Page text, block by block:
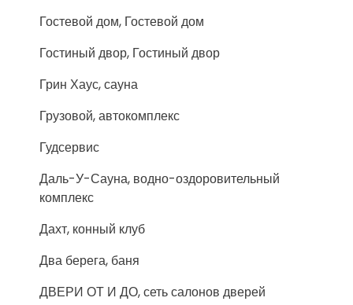
Гостевой дом, Гостевой дом
Гостиный двор, Гостиный двор
Грин Хаус, сауна
Грузовой, автокомплекс
Гудсервис
Даль-У-Сауна, водно-оздоровительный
комплекс
Дахт, конный клуб
Два берега, баня
ДВЕРИ ОТ И ДО, сеть салонов дверей